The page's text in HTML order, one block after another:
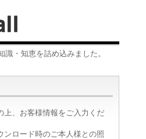
・知恵を詰め込みました。
上、お客様情報をご入力くだ
ンロード時のご本人様との照